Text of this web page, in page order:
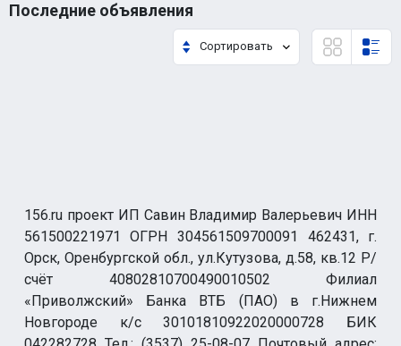
Последние объявления
Сортировать
156.ru проект ИП Савин Владимир Валерьевич ИНН
561500221971 ОГРН 304561509700091 462431, г.
Орск, Оренбургской обл., ул.Кутузова, д.58, кв.12 Р/
счёт 40802810700490010502 Филиал
«Приволжский» Банка ВТБ (ПАО) в г.Нижнем
Новгороде к/с 30101810922020000728 БИК